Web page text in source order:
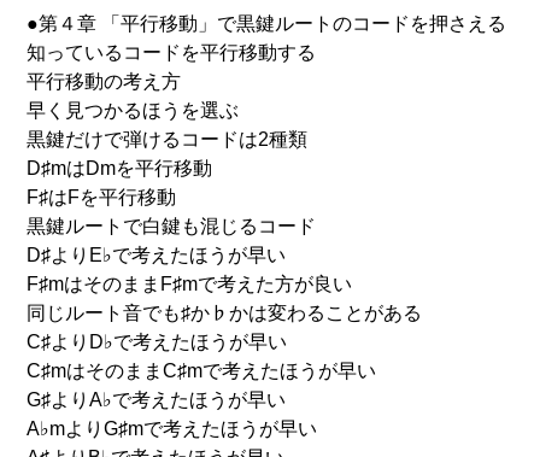
●第４章 「平行移動」で黒鍵ルートのコードを押さえる
知っているコードを平行移動する
平行移動の考え方
早く見つかるほうを選ぶ
黒鍵だけで弾けるコードは2種類
D♯mはDmを平行移動
F♯はFを平行移動
黒鍵ルートで白鍵も混じるコード
D♯よりE♭で考えたほうが早い
F♯mはそのままF♯mで考えた方が良い
同じルート音でも♯か♭かは変わることがある
C♯よりD♭で考えたほうが早い
C♯mはそのままC♯mで考えたほうが早い
G♯よりA♭で考えたほうが早い
A♭mよりG♯mで考えたほうが早い